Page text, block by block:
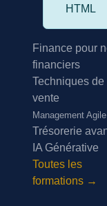
HTML
Finance pour
financiers
Techniques de
vente
Management Agile
Trésorerie
IA Générative
Toutes les
formations →